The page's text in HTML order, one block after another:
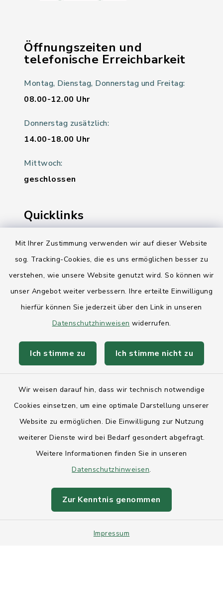
Mit Ihrer Zustimmung verwenden wir auf dieser Website
sog. Tracking-Cookies, die es uns ermöglichen besser zu
verstehen, wie unsere Website genutzt wird. So können wir
unser Angebot weiter verbessern. Ihre erteilte Einwilligung
hierfür können Sie jederzeit über den Link in unseren
Datenschutzhinweisen widerrufen.
Ich stimme zu Ich stimme nicht zu
Wir weisen darauf hin, dass wir technisch notwendige
Cookies einsetzen, um eine optimale Darstellung unserer
Website zu ermöglichen. Die Einwilligung zur Nutzung
weiterer Dienste wird bei Bedarf gesondert abgefragt.
Weitere Informationen finden Sie in unseren
Datenschutzhinweisen.
Zur Kenntnis genommen
Impressum
Öffnungszeiten und
telefonische Erreichbarkeit
Montag, Dienstag, Donnerstag und Freitag:
08.00-12.00 Uhr
Donnerstag zusätzlich:
14.00-18.00 Uhr
Mittwoch:
geschlossen
Quicklinks
Ihre Behördennummer 115
Landesregierung Schleswig-Holstein
AktivRegion Mittelholstein
Anfahrt
Datenschutz
Sitemap
Intranet